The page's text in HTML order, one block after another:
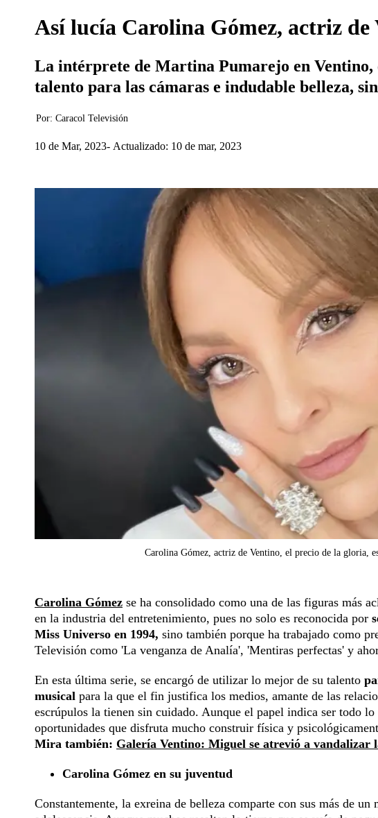
Así lucía Carolina Gómez, actriz de
La intérprete de Martina Pumarejo en Ventino,
talento para las cámaras e indudable belleza,
Por: Caracol Televisión
10 de Mar, 2023 Actualizado: 10 de mar, 2023
Carolina Gómez, actriz de Ventino, el precio de la gloria,
Carolina Gómez se ha consolidado como una de las figuras más
en la industria del entretenimiento, pues no solo es reconocida por
Miss Universo en 1994, sino también porque ha trabajado como
Televisión como 'La venganza de Analía', 'Mentiras perfectas' y
En esta última serie, se encargó de utilizar lo mejor de su talento
musical para la que el fin justifica los medios, amante de las
escrúpulos la tienen sin cuidado. Aunque el papel indica ser todo
oportunidades que disfruta mucho construir física y
Mira también: Galería Ventino: Miguel se atrevió a vandalizar
Carolina Gómez en su juventud
Constantemente, la exreina de belleza comparte con sus más de